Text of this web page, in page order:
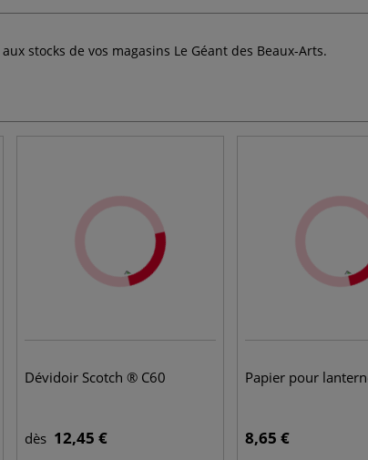
stocks de vos magasins Le Géant des Beaux-Arts.
Dévidoir Scotch ® C60
dès 12,45 €
Papier pour
8,65 €